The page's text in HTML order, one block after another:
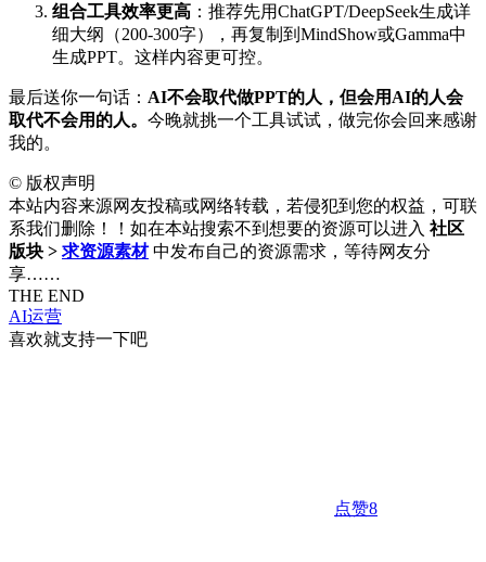
组合工具效率更高 ：推荐先用ChatGPT/DeepSeek生成详
细大纲（200-300字），再复制到MindShow或Gamma中
生成PPT。这样内容更可控。
最后送你一句话： AI不会取代做PPT的人，但会用AI的人会
取代不会用的人。 今晚就挑一个工具试试，做完你会回来感谢
我的。
© 版权声明
本站内容来源网友投稿或网络转载，若侵犯到您的权益，可联
系我们删除！！如在本站搜索不到想要的资源可以进入 社区
版块 > 求资源素材 中发布自己的资源需求，等待网友分
享……
THE END
AI运营
喜欢就支持一下吧
点赞8